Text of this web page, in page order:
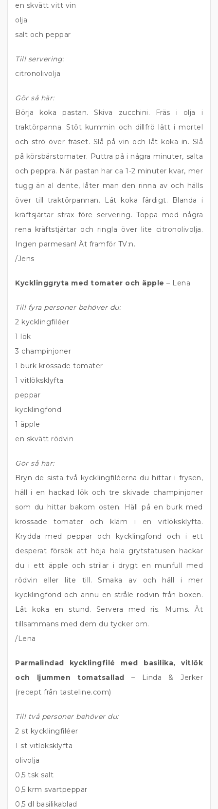
en skvätt vitt vin
olja
salt och peppar
Till servering:
citronolivolja
Gör så här:
Börja koka pastan. Skiva zucchini. Fräs i olja i
traktörpanna. Stöt kummin och dillfrö lätt i mortel
och strö över fräset. Slå på vin och låt koka in. Slå
på körsbärstomater. Puttra på i några minuter, salta
och peppra. När pastan har ca 1-2 minuter kvar, mer
tugg än al dente, låter man den rinna av och hälls
över till traktörpannan. Låt koka färdigt. Blanda i
kräftsjärtar strax före servering. Toppa med några
rena kräftstjärtar och ringla över lite citronolivolja.
Ingen parmesan! Ät framför TV:n.
/Jens
Kycklinggryta med tomater och äpple – Lena
Till fyra personer behöver du:
2 kycklingfiléer
1 lök
3 champinjoner
1 burk krossade tomater
1 vitlöksklyfta
peppar
kycklingfond
1 äpple
en skvätt rödvin
Gör så här:
Bryn de sista två kycklingfiléerna du hittar i frysen,
häll i en hackad lök och tre skivade champinjoner
som du hittar bakom osten. Häll på en burk med
krossade tomater och kläm i en vitlöksklyfta.
Krydda med peppar och kycklingfond och i ett
desperat försök att höja hela grytstatusen hackar
du i ett äpple och strilar i drygt en munfull med
rödvin eller lite till. Smaka av och häll i mer
kycklingfond och ännu en stråle rödvin från boxen.
Låt koka en stund. Servera med ris. Mums. Ät
tillsammans med dem du tycker om.
/Lena
Parmalindad kycklingfilé med basilika, vitlök
och ljummen tomatsallad – Linda & Jerker
(recept från tasteline.com)
Till två personer behöver du:
2 st kycklingfiléer
1 st vitlöksklyfta
olivolja
0,5 tsk salt
0,5 krm svartpeppar
0,5 dl basilikablad